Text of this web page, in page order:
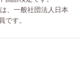
、一般社団法人日本
です。